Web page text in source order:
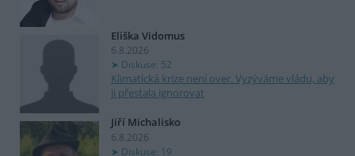
Eliška Vidomus
6.8.2026
Diskuse: 52
Klimatická krize není over. Vyzýváme vládu, aby
ji přestala ignorovat
Jiří Michalisko
6.8.2026
Diskuse: 19